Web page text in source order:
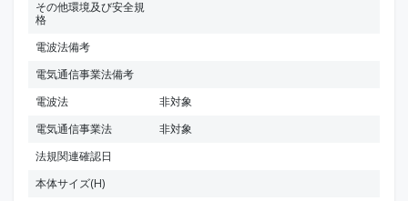
その他環境及び安全規
格
電波法備考
電気通信事業法備考
電波法
非対象
電気通信事業法
非対象
法規関連確認日
本体サイズ(H)